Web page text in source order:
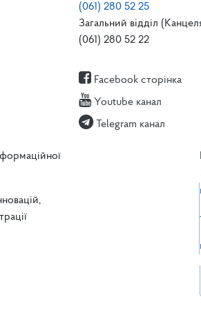
(061) 280 52 25
Загальний відділ
(061) 280 52 22
Facebook сторінка
Youtube канал
Telegram канал